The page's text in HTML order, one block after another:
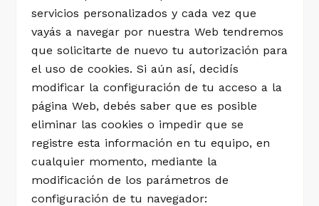
servicios personalizados y cada vez que
vayás a navegar por nuestra Web tendremos
que solicitarte de nuevo tu autorización para
el uso de cookies. Si aún así, decidís
modificar la configuración de tu acceso a la
página Web, debés saber que es posible
eliminar las cookies o impedir que se
registre esta información en tu equipo, en
cualquier momento, mediante la
modificación de los parámetros de
configuración de tu navegador: